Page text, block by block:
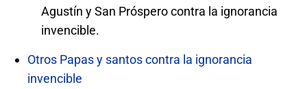
Agustín y San Próspero contra la ignorancia
invencible.
Otros Papas y santos contra la ignorancia
invencible